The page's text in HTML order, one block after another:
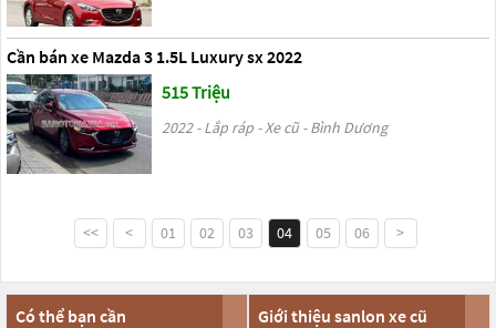
Cần bán xe Mazda 3 1.5L Luxury sx 2022
515 Triệu
2022 - Lắp ráp - Xe cũ - Bình Dương
<< < 01 02 03 04 05 06 >
Có thể bạn cần Giới thiệu sanlon xe cũ